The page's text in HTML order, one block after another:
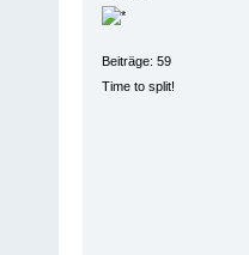
Beiträge: 59
Time to split!